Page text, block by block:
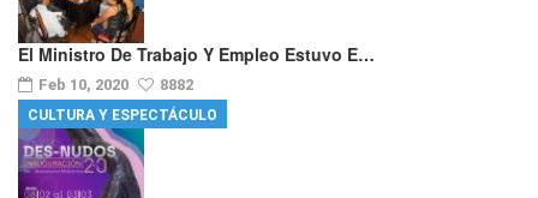
El Ministro De Trabajo Y Empleo Estuvo E…
Feb 10, 2020 8882
CULTURA Y ESPECTÁCULO